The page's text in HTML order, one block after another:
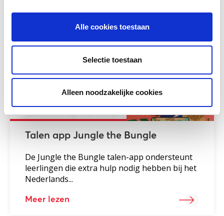
Alle cookies toestaan
Selectie toestaan
Alleen noodzakelijke cookies
Gerelateerd lesmateriaal
Talen app Jungle the Bungle
De Jungle the Bungle talen-app ondersteunt
leerlingen die extra hulp nodig hebben bij het
Nederlands...
Meer lezen